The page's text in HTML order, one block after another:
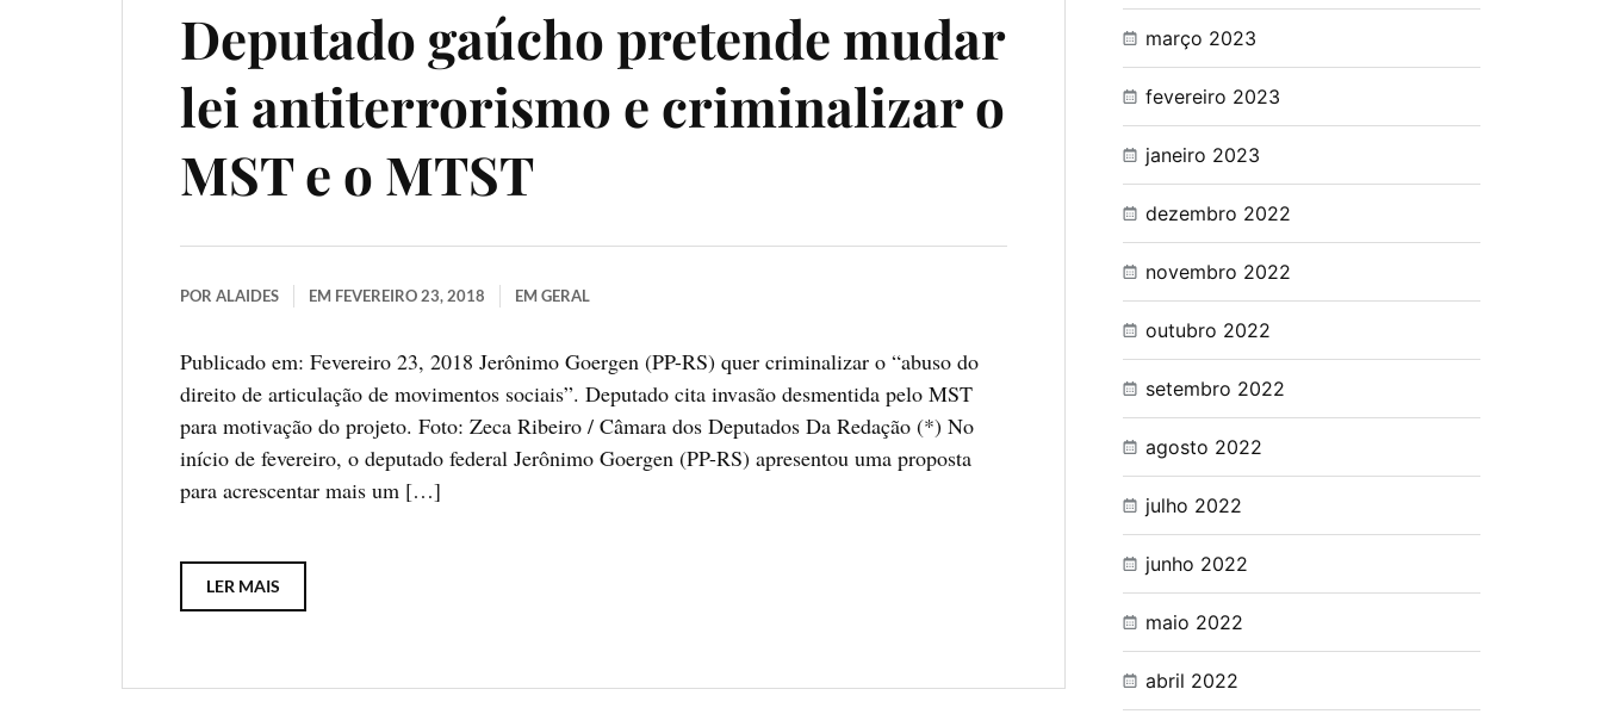
Deputado gaúcho pretende mudar
lei antiterrorismo e criminalizar o
MST e o MTST
POR ALAIDES EM FEVEREIRO 23, 2018 EM GERAL
Publicado em: Fevereiro 23, 2018 Jerônimo Goergen (PP-RS) quer criminalizar o “abuso do
direito de articulação de movimentos sociais”. Deputado cita invasão desmentida pelo MST
para motivação do projeto. Foto: Zeca Ribeiro / Câmara dos Deputados Da Redação (*) No
início de fevereiro, o deputado federal Jerônimo Goergen (PP-RS) apresentou uma proposta
para acrescentar mais um […]
LER MAIS
março 2023
fevereiro 2023
janeiro 2023
dezembro 2022
novembro 2022
outubro 2022
setembro 2022
agosto 2022
julho 2022
junho 2022
maio 2022
abril 2022